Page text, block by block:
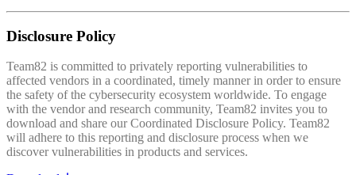
Disclosure Policy
Team82 is committed to privately reporting vulnerabilities to
affected vendors in a coordinated, timely manner in order to ensure
the safety of the cybersecurity ecosystem worldwide. To engage
with the vendor and research community, Team82 invites you to
download and share our Coordinated Disclosure Policy. Team82
will adhere to this reporting and disclosure process when we
discover vulnerabilities in products and services.